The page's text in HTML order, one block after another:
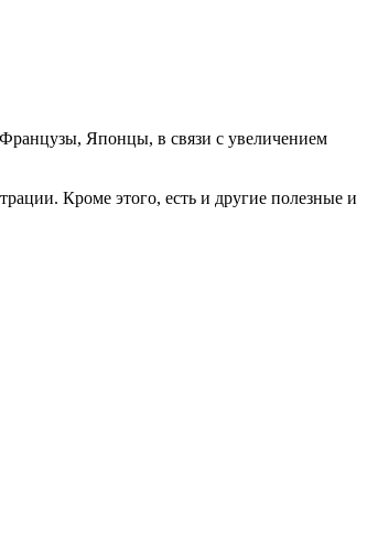
Японцы, в связи с увеличением
Кроме этого, есть и другие полезные и